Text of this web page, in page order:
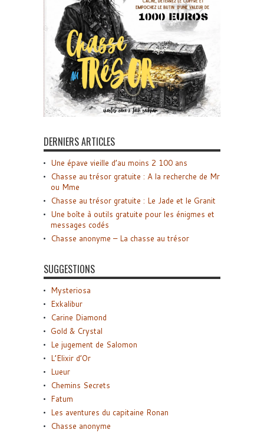
DERNIERS ARTICLES
Une épave vieille d’au moins 2 100 ans
Chasse au trésor gratuite : A la recherche de Mr
ou Mme
Chasse au trésor gratuite : Le Jade et le Granit
Une boîte à outils gratuite pour les énigmes et
messages codés
Chasse anonyme – La chasse au trésor
SUGGESTIONS
Mysteriosa
Exkalibur
Carine Diamond
Gold & Crystal
Le jugement de Salomon
L’Elixir d’Or
Lueur
Chemins Secrets
Fatum
Les aventures du capitaine Ronan
Chasse anonyme